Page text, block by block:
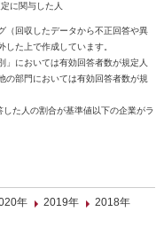
に関与した人
（回収したデータから不正回答や異
た上で作成しています。
においては有効回答者数が規定人
の部門においては有効回答者数が規
た人の割合が基準値以下の企業がラ
年 2019年
2018年